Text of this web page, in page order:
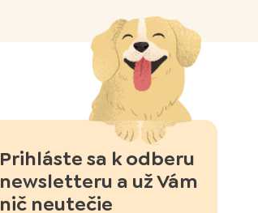
Prihláste sa k odberu
newsletteru a už Vám
nič neutečie